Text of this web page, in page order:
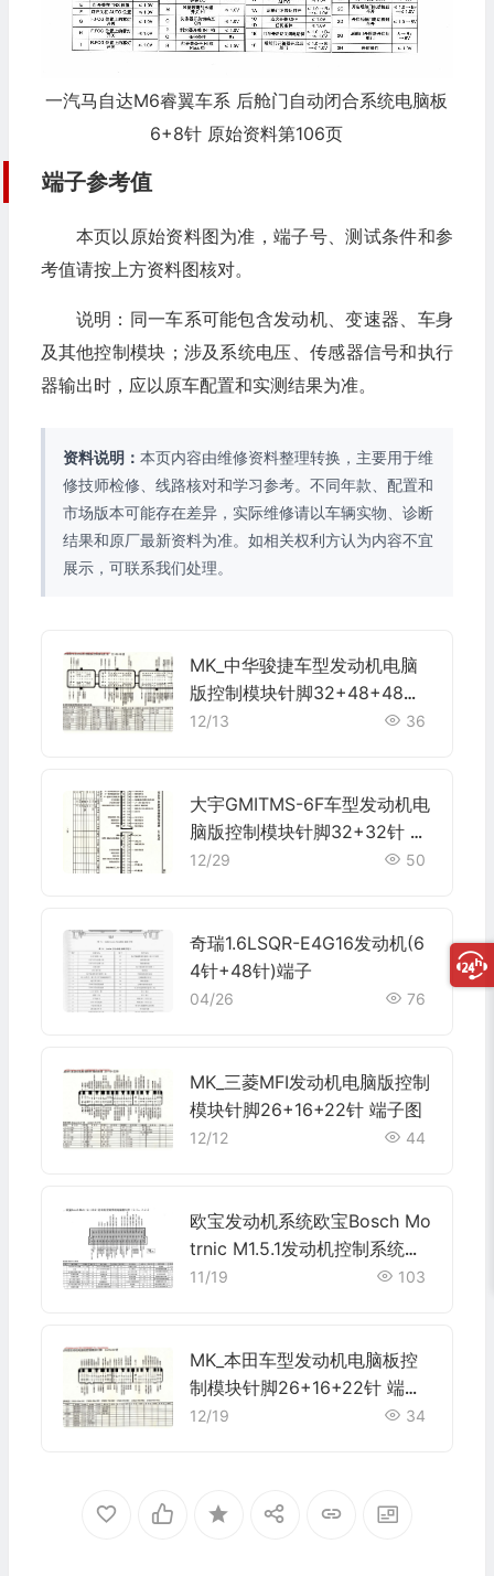
一汽马自达M6睿翼车系 后舱门自动闭合系统电脑板
6+8针 原始资料第106页
端子参考值
本页以原始资料图为准，端子号、测试条件和参
考值请按上方资料图核对。
说明：同一车系可能包含发动机、变速器、车身
及其他控制模块；涉及系统电压、传感器信号和执行
器输出时，应以原车配置和实测结果为准。
资料说明： 本页内容由维修资料整理转换，主要用于维
修技师检修、线路核对和学习参考。不同年款、配置和
市场版本可能存在差异，实际维修请以车辆实物、诊断
结果和原厂最新资料为准。如相关权利方认为内容不宜
展示，可联系我们处理。
MK_中华骏捷车型发动机电脑
版控制模块针脚32+48+48针
端子图
12/13 36
大宇GMITMS-6F车型发动机电
脑版控制模块针脚32+32针 端
子图
12/29 50
奇瑞1.6LSQR-E4G16发动机(6
4针+48针)端子
04/26 76
MK_三菱MFI发动机电脑版控制
模块针脚26+16+22针 端子图
12/12 44
欧宝发动机系统欧宝Bosch Mo
trnic M1.5.1发动机控制系统电
脑板55针(2.0L、2.2L)端子
11/19 103
MK_本田车型发动机电脑板控
制模块针脚26+16+22针 端子
图
12/19 34